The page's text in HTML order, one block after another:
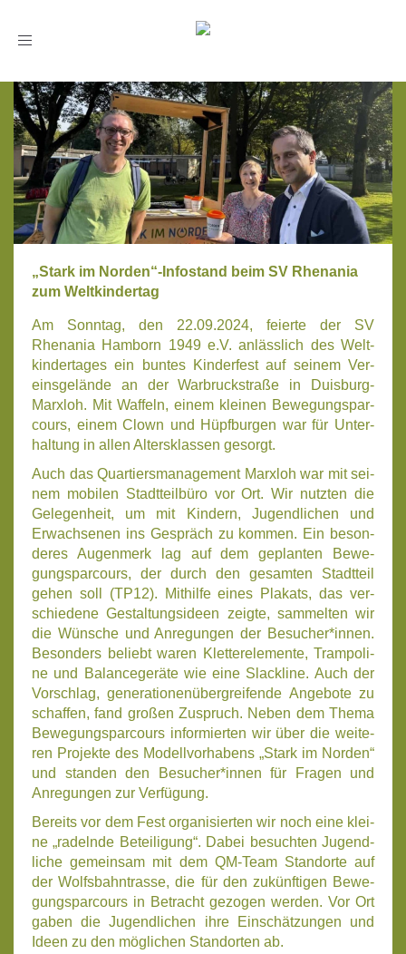
Toggle
„Stark im Norden“-Infostand beim SV Rhenania
zum Weltkindertag
Am Sonn­tag, den 22.09.2024, fei­er­te der SV
Rhenania Ham­born 1949 e.V. anläss­lich des Welt­
kin­der­ta­ges ein bun­tes Kin­der­fest auf sei­nem Ver­
eins­ge­län­de an der War­bruck­stra­ße in Duis­burg-
Marx­loh. Mit Waf­feln, einem klei­nen Bewe­gungs­par­
cours, einem Clown und Hüpf­bur­gen war für Unter­
hal­tung in allen Alters­klas­sen gesorgt.
Auch das Quar­tiers­ma­nage­ment Marx­loh war mit sei­
nem mobi­len Stadt­teil­bü­ro vor Ort. Wir nutz­ten die
Gele­gen­heit, um mit Kin­dern, Jugend­li­chen und
Erwach­se­nen ins Gespräch zu kom­men. Ein beson­
de­res Augen­merk lag auf dem geplan­ten Bewe­
gungs­par­cours, der durch den gesam­ten Stadt­teil
gehen soll (TP12). Mit­hil­fe eines Pla­kats, das ver­
schie­de­ne Gestal­tungs­ideen zeig­te, sam­mel­ten wir
die Wün­sche und Anre­gun­gen der Besucher*innen.
Beson­ders beliebt waren Klet­ter­ele­men­te, Tram­po­li­
ne und Balan­ce­ge­rä­te wie eine Slack­li­ne. Auch der
Vor­schlag, gene­ra­tio­nen­über­grei­fen­de Ange­bo­te zu
schaf­fen, fand gro­ßen Zuspruch. Neben dem The­ma
Bewe­gungs­par­cours infor­mier­ten wir über die wei­te­
ren Pro­jek­te des Modell­vor­ha­bens „Stark im Nor­den“
und stan­den den Besucher*innen für Fra­gen und
Anre­gun­gen zur Ver­fü­gung.
Bereits vor dem Fest orga­ni­sier­ten wir noch eine klei­
ne „radeln­de Betei­li­gung“. Dabei besuch­ten Jugend­
li­che gemein­sam mit dem QM-Team Stand­or­te auf
der Wolfs­bahn­tras­se, die für den zukünf­ti­gen Bewe­
gungs­par­cours in Betracht gezo­gen wer­den. Vor Ort
gaben die Jugend­li­chen ihre Ein­schät­zun­gen und
Ideen zu den mög­li­chen Stand­or­ten ab.